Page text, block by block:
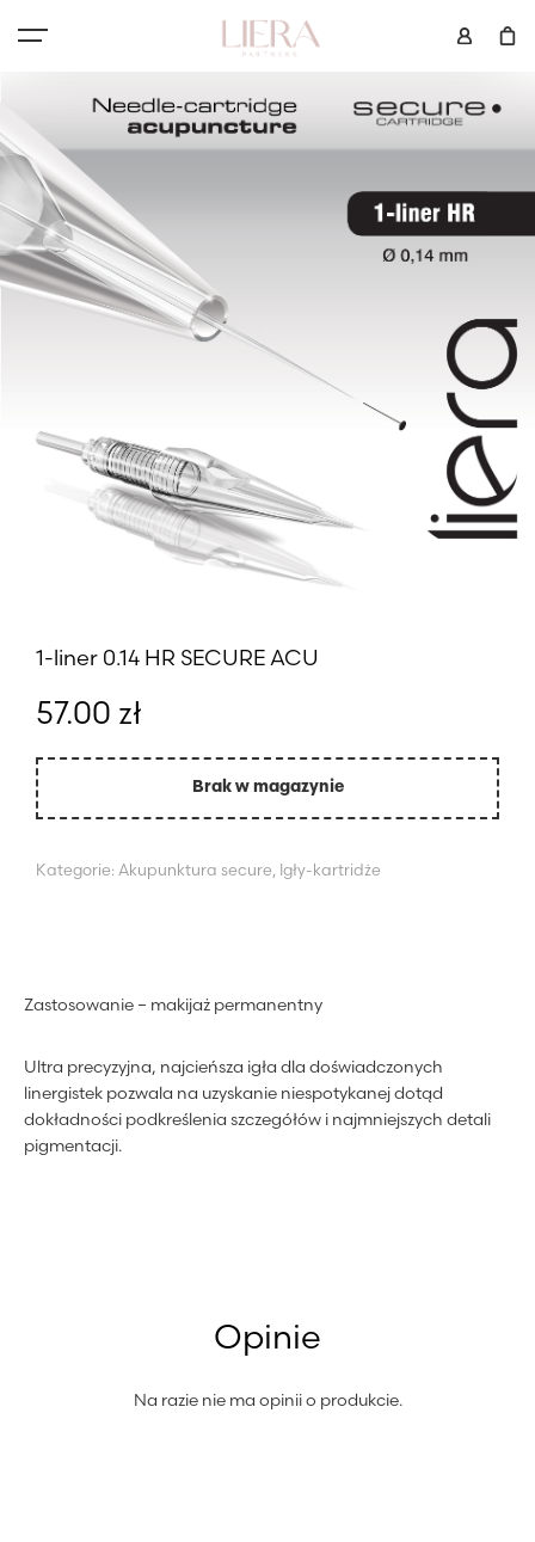
1-liner 0.14 HR SECURE ACU
57.00 zł
Brak w magazynie
Kategorie: Akupunktura secure Igły-kartridże
Zastosowanie – makijaż permanentny
Ultra precyzyjna, najcieńsza igła dla doświadczonych
linergistek pozwala na uzyskanie niespotykanej dotąd
dokładności podkreślenia szczegółów i najmniejszych detali
pigmentacji.
Opinie
Na razie nie ma opinii o produkcie.